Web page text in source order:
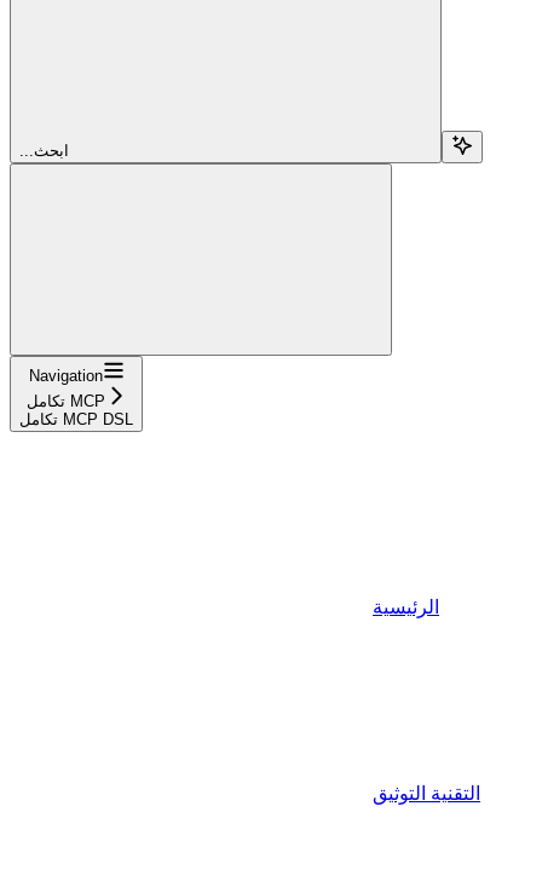
...ابحث
Navigation
تكامل MCP
تكامل MCP DSL
الرئيسية
التقنية التوثيق